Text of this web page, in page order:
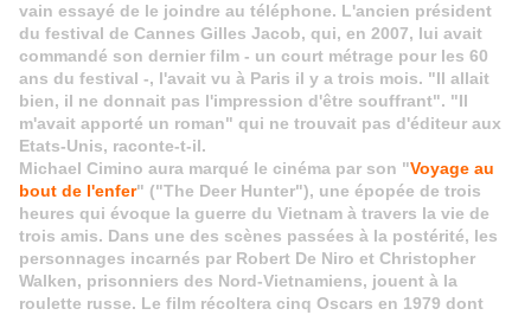
vain essayé de le joindre au téléphone. L'ancien président
du festival de Cannes Gilles Jacob, qui, en 2007, lui avait
commandé son dernier film - un court métrage pour les 60
ans du festival -, l'avait vu à Paris il y a trois mois. "Il allait
bien, il ne donnait pas l'impression d'être souffrant". "Il
m'avait apporté un roman" qui ne trouvait pas d'éditeur aux
Etats-Unis, raconte-t-il.
Michael Cimino aura marqué le cinéma par son "Voyage au
bout de l'enfer" ("The Deer Hunter"), une épopée de trois
heures qui évoque la guerre du Vietnam à travers la vie de
trois amis. Dans une des scènes passées à la postérité, les
personnages incarnés par Robert De Niro et Christopher
Walken, prisonniers des Nord-Vietnamiens, jouent à la
roulette russe. Le film récoltera cinq Oscars en 1979 dont